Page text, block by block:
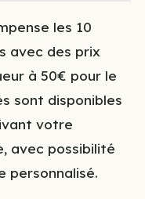
les 10
avec des prix
à 50€ pour le
sont disponibles
votre
avec possibilité
personnalisé.